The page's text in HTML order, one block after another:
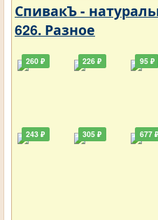
СпивакЪ -
626. Разное
260 ₽
243 ₽
226 ₽
305 ₽
95 ₽
677 ₽